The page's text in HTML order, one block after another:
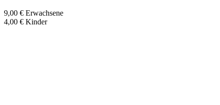
9,00 € Erwachsene
4,00 € Kinder